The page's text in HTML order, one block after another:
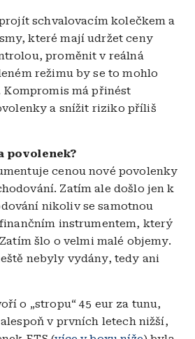
schvalovacím kolečkem a
které mají udržet ceny
proměnit v reálná
režimu by se to mohlo
má přinést
a snížit riziko příliš
povolenek?
cenou nové povolenky
Zatím ale došlo jen k
nikoliv se samotnou
instrumentem, který
šlo o velmi malé objemy.
nebyly vydány, tedy ani
o „stropu“ 45 eur za tunu,
v prvních letech nižší,